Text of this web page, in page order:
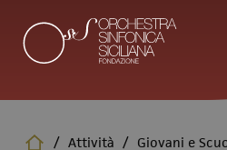
contenuto
principale
/ Attività / Giovani e